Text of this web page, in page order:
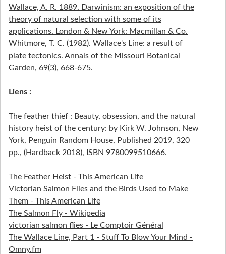
Wallace, A. R. 1889. Darwinism: an exposition of the
theory of natural selection with some of its
applications. London & New York: Macmillan & Co.
Whitmore, T. C. (1982). Wallace's Line: a result of
plate tectonics. Annals of the Missouri Botanical
Garden, 69(3), 668-675.
Liens :
The feather thief : Beauty, obsession, and the natural
history heist of the century: by Kirk W. Johnson, New
York, Penguin Random House, Published 2019, 320
pp., (Hardback 2018), ISBN 9780099510666.
The Feather Heist - This American Life
Victorian Salmon Flies and the Birds Used to Make
Them - This American Life
The Salmon Fly - Wikipedia
victorian salmon flies - Le Comptoir Général
The Wallace Line, Part 1 - Stuff To Blow Your Mind -
Omny.fm